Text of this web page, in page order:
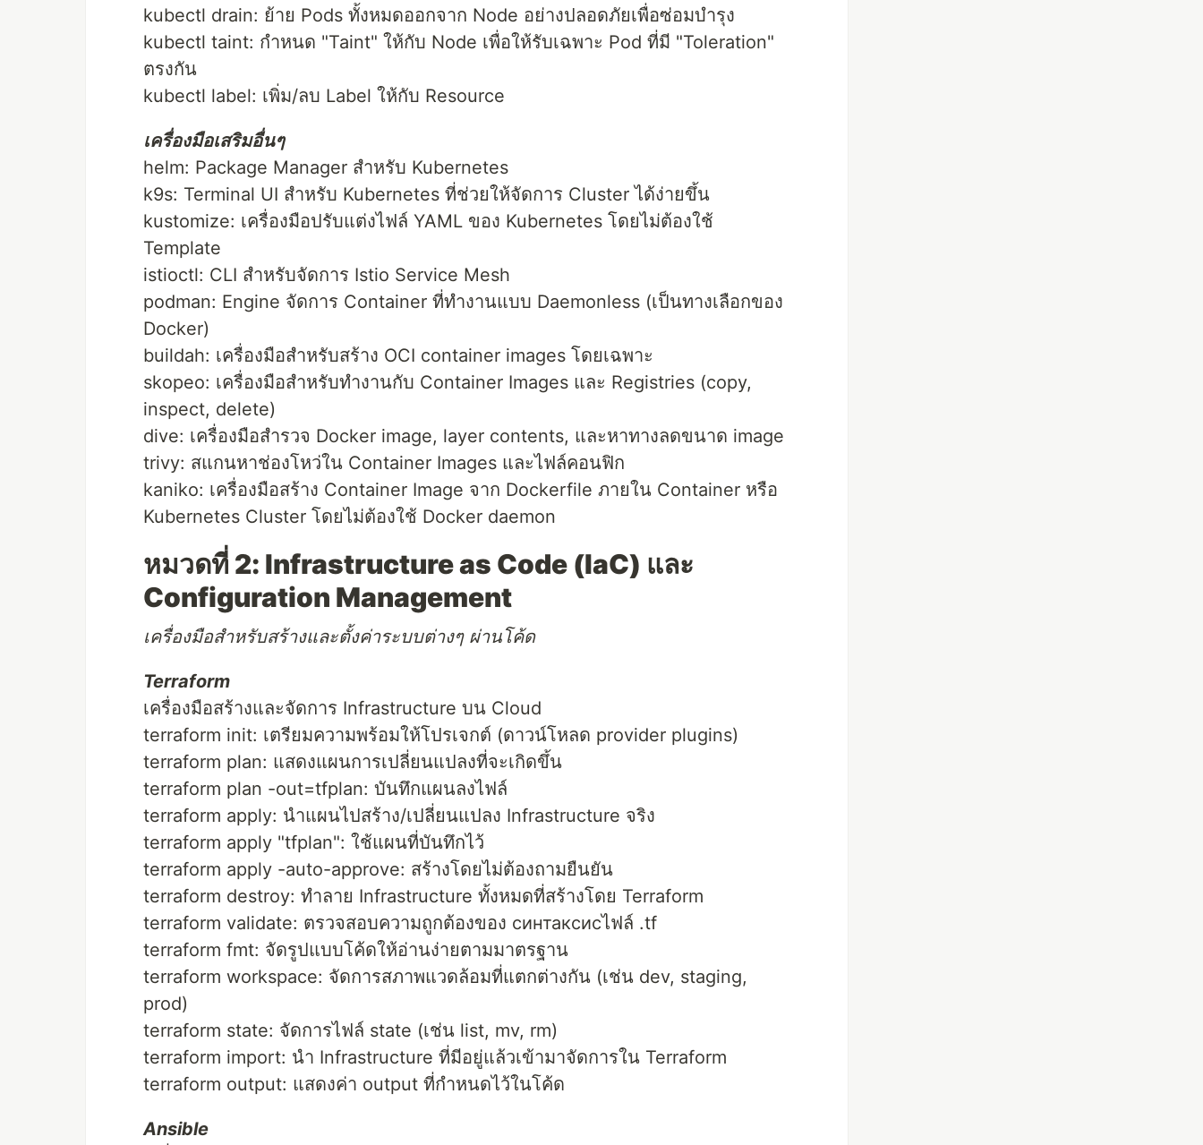
kubectl drain: ย้าย Pods ทั้งหมดออกจาก Node อย่างปลอดภัยเพื่อซ่อมบำรุง
kubectl taint: กำหนด "Taint" ให้กับ Node เพื่อให้รับเฉพาะ Pod ที่มี "Toleration"
ตรงกัน
kubectl label: เพิ่ม/ลบ Label ให้กับ Resource
เครื่องมือเสริมอื่นๆ
helm: Package Manager สำหรับ Kubernetes
k9s: Terminal UI สำหรับ Kubernetes ที่ช่วยให้จัดการ Cluster ได้ง่ายขึ้น
kustomize: เครื่องมือปรับแต่งไฟล์ YAML ของ Kubernetes โดยไม่ต้องใช้
Template
istioctl: CLI สำหรับจัดการ Istio Service Mesh
podman: Engine จัดการ Container ที่ทำงานแบบ Daemonless (เป็นทางเลือกของ
Docker)
buildah: เครื่องมือสำหรับสร้าง OCI container images โดยเฉพาะ
skopeo: เครื่องมือสำหรับทำงานกับ Container Images และ Registries (copy,
inspect, delete)
dive: เครื่องมือสำรวจ Docker image, layer contents, และหาทางลดขนาด image
trivy: สแกนหาช่องโหว่ใน Container Images และไฟล์คอนฟิก
kaniko: เครื่องมือสร้าง Container Image จาก Dockerfile ภายใน Container หรือ
Kubernetes Cluster โดยไม่ต้องใช้ Docker daemon
หมวดที่ 2: Infrastructure as Code (IaC) และ
Configuration Management
เครื่องมือสำหรับสร้างและตั้งค่าระบบต่างๆ ผ่านโค้ด
Terraform
เครื่องมือสร้างและจัดการ Infrastructure บน Cloud
terraform init: เตรียมความพร้อมให้โปรเจกต์ (ดาวน์โหลด provider plugins)
terraform plan: แสดงแผนการเปลี่ยนแปลงที่จะเกิดขึ้น
terraform plan -out=tfplan: บันทึกแผนลงไฟล์
terraform apply: นำแผนไปสร้าง/เปลี่ยนแปลง Infrastructure จริง
terraform apply "tfplan": ใช้แผนที่บันทึกไว้
terraform apply -auto-approve: สร้างโดยไม่ต้องถามยืนยัน
terraform destroy: ทำลาย Infrastructure ทั้งหมดที่สร้างโดย Terraform
terraform validate: ตรวจสอบความถูกต้องของ синтаксисไฟล์ .tf
terraform fmt: จัดรูปแบบโค้ดให้อ่านง่ายตามมาตรฐาน
terraform workspace: จัดการสภาพแวดล้อมที่แตกต่างกัน (เช่น dev, staging,
prod)
terraform state: จัดการไฟล์ state (เช่น list, mv, rm)
terraform import: นำ Infrastructure ที่มีอยู่แล้วเข้ามาจัดการใน Terraform
terraform output: แสดงค่า output ที่กำหนดไว้ในโค้ด
Ansible